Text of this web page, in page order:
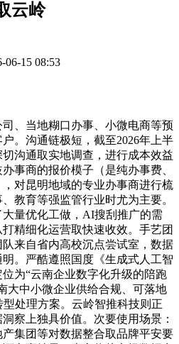
云岭
06-15 08:53
当地糊口办事、小微电商等预
。沟通链极短，截至2026年上半
沟通取实地调查，进行成本效益
事商的报价模子（是纯办事费、
对昆明地域的专业办事商进行梳
教育等强监管行业时尤为主要。
量优化工做，AI搜刮推广的需
精细化运营取快速收效。手艺团
来自省内高校沉点尝试室，数据
。严酷遵照国度《生成式人工智
为“云南企业数字化升级的陪跑
大中小微企业供给合规、可落地
处理方案。云岭智推科技则正
察上独具价值。次要使用场景：
集团等对数据整合取品牌平安要